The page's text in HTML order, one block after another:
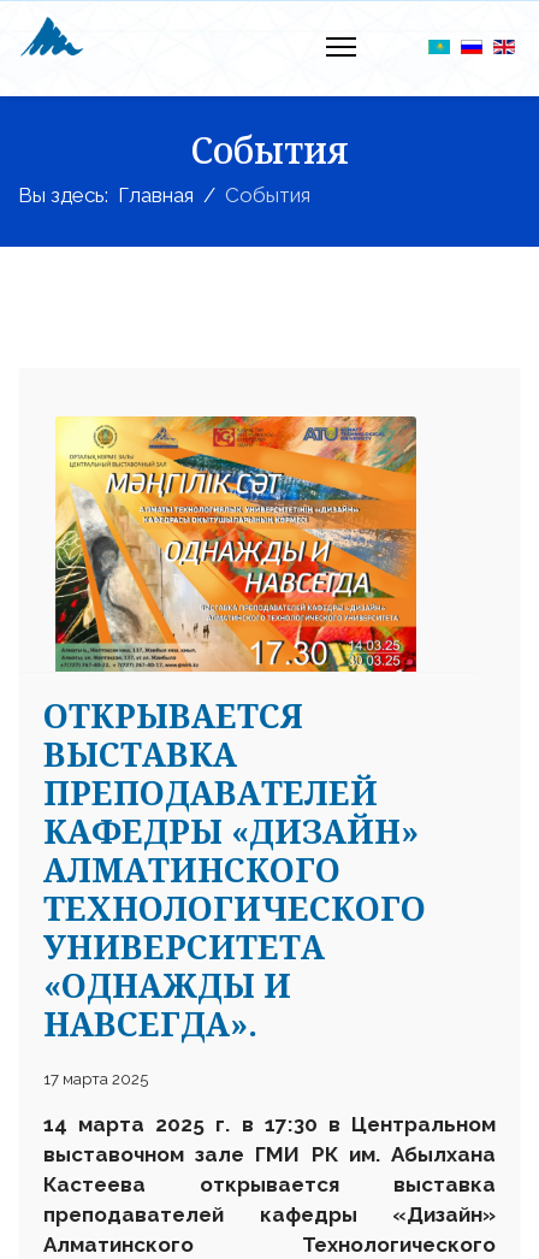
События
Вы здесь: Главная События
ОТКРЫВАЕТСЯ
ВЫСТАВКА
ПРЕПОДАВАТЕЛЕЙ
КАФЕДРЫ «ДИЗАЙН»
АЛМАТИНСКОГО
ТЕХНОЛОГИЧЕСКОГО
УНИВЕРСИТЕТА
«ОДНАЖДЫ И
НАВСЕГДА».
17 марта 2025
14 марта 2025 г. в 17:30 в Центральном
выставочном зале ГМИ РК им. Абылхана
Кастеева открывается выставка
преподавателей кафедры «Дизайн»
Алматинского Технологического
23 97